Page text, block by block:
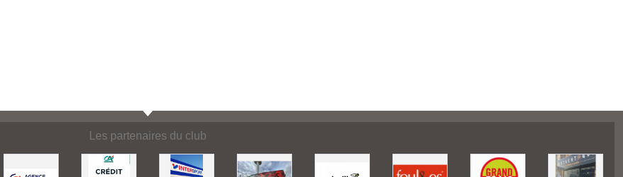
Les partenaires du club